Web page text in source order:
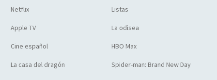
Netflix Listas
Apple TV La odisea
Cine español HBO Max
La casa del dragón Spider-man: Brand New Day